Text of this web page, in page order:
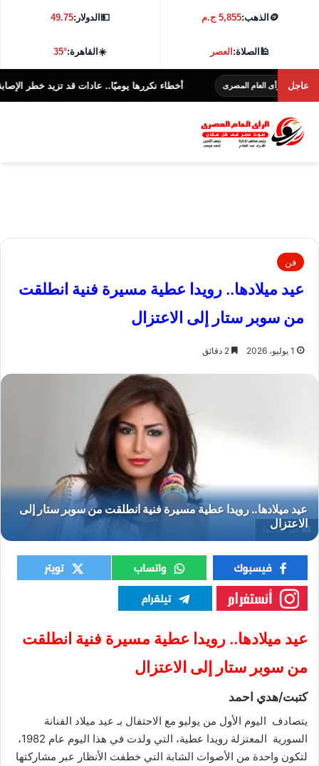
🪙 الذهب:5,855 ج.م 💵الدولار:49.75
🕌الصلاة:العصر ☀️القاهرة:35°
عاجل
العام المصرى أخطاء نكررها يوميًا.. عادات قد تزيد خطر الإصابة
فن
عيد ميلادها.. رويدا عطية مسيرة فنية انطلقت
من سوبر ستار إلى الاعتزال
1 يوليو، 2026
عيد ميلادها
عيد ميلادها.. رويدا عطية مسيرة فنية انطلقت
من سوبر ستار إلى الاعتزال
كتبت/هدي احمد
يتصادف اليوم الأول من يوليو مع الاحتفال بـ عيد ميلاد الفنانة
السورية المعتزلة رويدا عطية، التي ولدت في هذا اليوم عام 1982،
لتكون واحدة من الأصوات الشابة التي خطفت الأنظار عبر مشاركتها